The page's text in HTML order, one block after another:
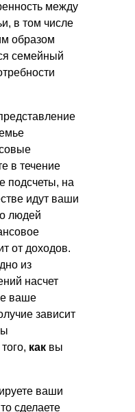
между
в том числе
образом
семейный
в течение
подсчеты, на
идут ваши
людей
от доходов.
из
насчет
ваше
зависит
как вы
ваши
сделаете